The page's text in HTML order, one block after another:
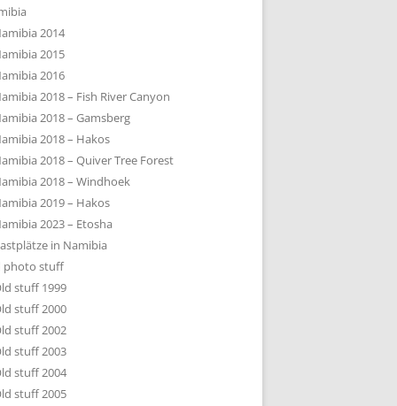
2014
2015
2016
2018 – Fish River Canyon
2018 – Gamsberg
2018 – Hakos
2018 – Quiver Tree Forest
2018 – Windhoek
2019 – Hakos
2023 – Etosha
in Namibia
photo stuff
stuff 1999
stuff 2000
stuff 2002
stuff 2003
stuff 2004
stuff 2005